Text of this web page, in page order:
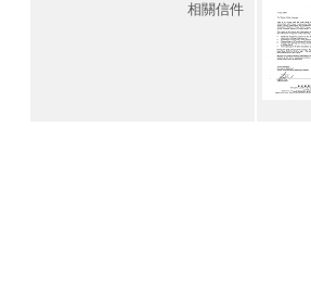
相關信件